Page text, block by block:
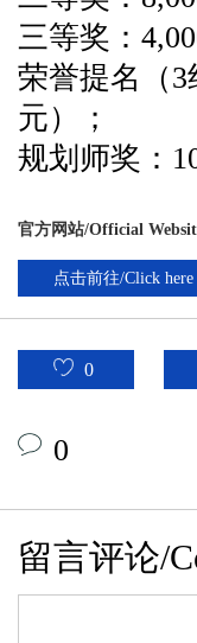
三等奖：
荣誉提名（3
元）；
规划师奖：
官方网站/Official
点击前往/Click here
0
0
留言评论/